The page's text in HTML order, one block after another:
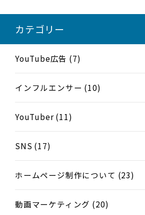
カテゴリー
YouTube広告 (7)
インフルエンサー (10)
YouTuber (11)
SNS (17)
ホームページ制作について (23)
動画マーケティング (20)